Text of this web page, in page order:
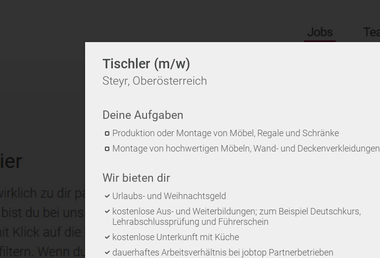
Tischler (m/w)
Steyr, Oberösterreich
Deine Aufgaben
Produktion oder Montage von Möbel, Regale und Schränke
Montage von hochwertigen Möbeln, Wand- und Deckenverkleidungen
Wir bieten dir
Urlaubs- und Weihnachtsgeld
kostenlose Aus- und Weiterbildungen; zum Beispiel Deutschkurs,
Lehrabschlussprüfung und Führerschein
kostenlose Unterkunft mit Küche
dauerhaftes Arbeitsverhältnis bei jobtop Partnerbetrieben